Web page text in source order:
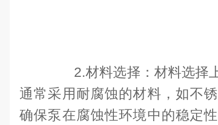
2.材料选择：材料选择
通常采用耐腐蚀的材料，如不
确保泵在腐蚀性环境中的稳定